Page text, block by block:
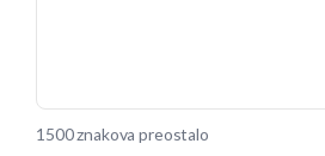
1500 znakova preostalo